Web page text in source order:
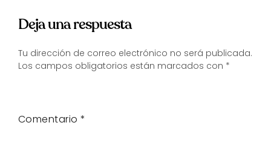
Deja una respuesta
Tu dirección de correo electrónico no será publicada.
Los campos obligatorios están marcados con *
Comentario*